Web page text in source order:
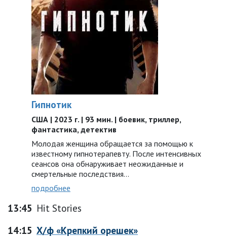
Гипнотик
США | 2023 г. | 93 мин. | боевик, триллер,
фантастика, детектив
Молодая женщина обращается за помощью к
известному гипнотерапевту. После интенсивных
сеансов она обнаруживает неожиданные и
смертельные последствия…
подробнее
13:45 Hit Stories
14:15 Х/ф «Крепкий орешек»